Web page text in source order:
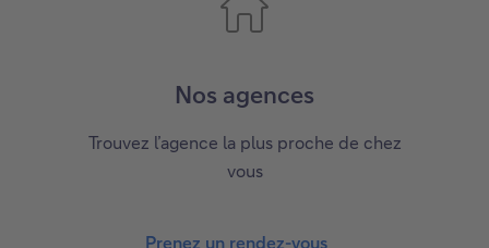
Nos agences
Trouvez l’agence la plus proche de chez
vous
Prenez un rendez-vous